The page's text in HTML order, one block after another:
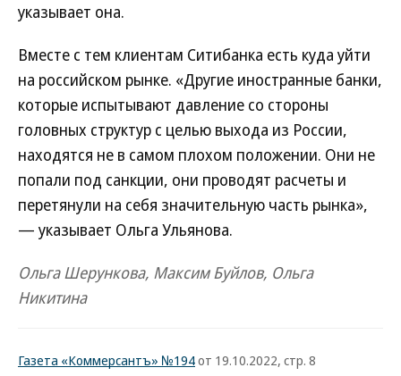
указывает она.
Вместе с тем клиентам Ситибанка есть куда уйти
на российском рынке. «Другие иностранные банки,
которые испытывают давление со стороны
головных структур с целью выхода из России,
находятся не в самом плохом положении. Они не
попали под санкции, они проводят расчеты и
перетянули на себя значительную часть рынка»,
— указывает Ольга Ульянова.
Ольга Шерункова, Максим Буйлов, Ольга
Никитина
Газета «Коммерсантъ» №194от 19.10.2022, стр. 8